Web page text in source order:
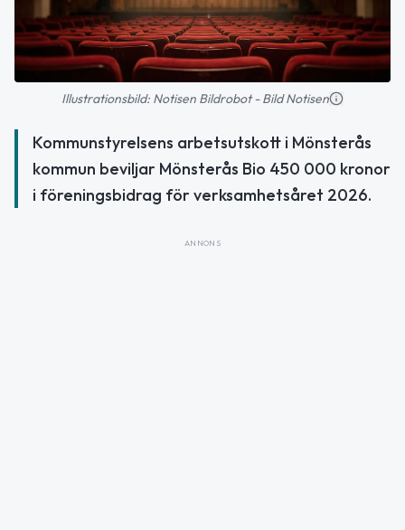
Illustrationsbild: Notisen Bildrobot - Bild Notisen
Kommunstyrelsens arbetsutskott i Mönsterås
kommun beviljar Mönsterås Bio 450 000 kronor
i föreningsbidrag för verksamhetsåret 2026.
ANNONS